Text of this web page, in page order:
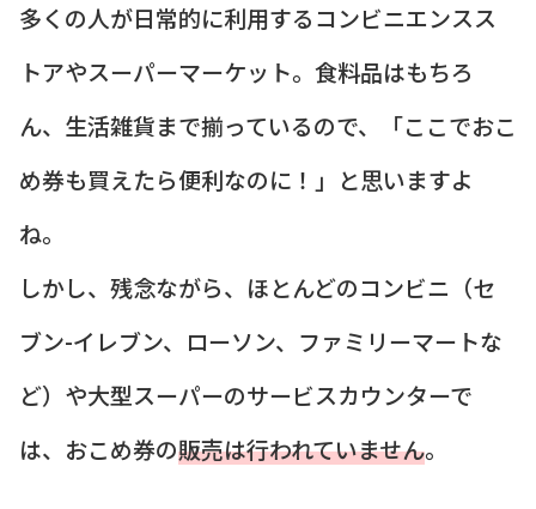
多くの人が日常的に利用するコンビニエンスス
トアやスーパーマーケット。食料品はもちろ
ん、生活雑貨まで揃っているので、「ここでおこ
め券も買えたら便利なのに！」と思いますよ
ね。
しかし、残念ながら、ほとんどのコンビニ（セ
ブン-イレブン、ローソン、ファミリーマートな
ど）や大型スーパーのサービスカウンターで
は、おこめ券の販売は行われていません。